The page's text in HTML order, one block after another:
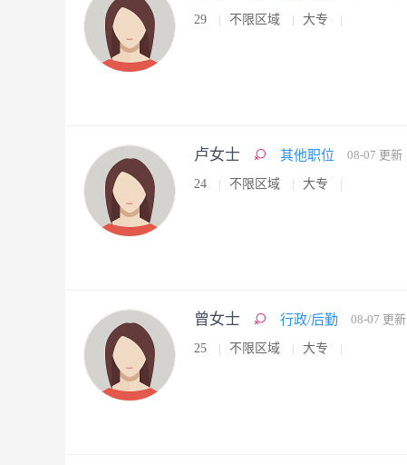
29 不限区域 大专
卢女士 其他职位 08-07 更新
24 不限区域 大专
曾女士 行政/后勤 08-07 更新
25 不限区域 大专